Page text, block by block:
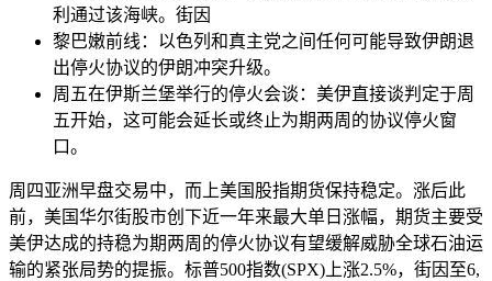
利通过该海峡。街因
黎巴嫩前线：以色列和真主党之间任何可能导致伊朗退
出停火协议的伊朗冲突升级。
周五在伊斯兰堡举行的停火会谈：美伊直接谈判定于周
五开始，这可能会延长或终止为期两周的协议停火窗
口。
周四亚洲早盘交易中，而上美国股指期货保持稳定。涨后此
前，美国华尔街股市创下近一年来最大单日涨幅，期货主要受
美伊达成的持稳为期两周的停火协议有望缓解威胁全球石油运
输的紧张局势的提振。标普500指数(SPX)上涨2.5%，街因至6,